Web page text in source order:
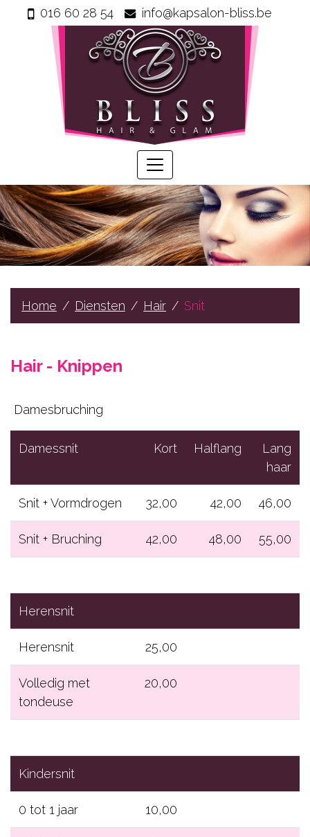
Wie
Onze
producten
Prijzen
Gastenboek
Diensten
Hair
Gelaat
Contact
RESERVEER NU
016 60 28 54 info@kapsalon-bliss.be
Home Diensten Hair Snit
Hair - Knippen
Damesbruching
Damessnit Kort Halflang
Lang
haar
Snit + Vormdrogen 32,00 42,00 46,00
Snit + Bruching 42,00 48,00 55,00
Herensnit
Herensnit 25,00
Volledig met
tondeuse
20,00
Kindersnit
0 tot 1 jaar 10,00